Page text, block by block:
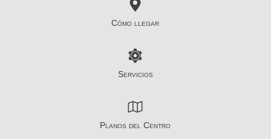
Cómo llegar
Servicios
Planos del Centro